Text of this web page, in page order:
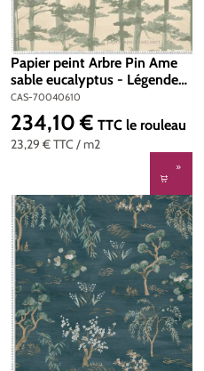
Papier peint Arbre Pin Ame
sable eucalyptus - Légendes
de Casamance | Réf. CAS-
70040610
CAS-70040610
23,29 €TTC / m2
Prix régulier :
234,10 € TTC le rouleau